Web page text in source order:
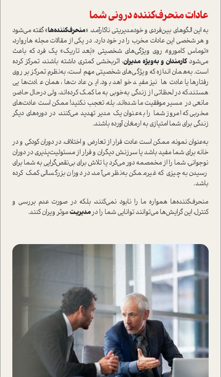
عادات منحرف‌کننده درونی شما
به این الگوهای بین‌فردی و خودمدیریتی ناکارآمد، «منحرف‌کننده‌ها» گفته می‌شود
و هر شخصی این عادات مخرب را در خود دارد. در یکی از مقالات مجله هاروارد،
«توماس کامورو»، روی ویژگی‌های شخصیتی «بُعد تاریک» یک فرد که باعث
می‌شود کارمندان و به‌ویژه مدیران، اثربخشی کمتری داشته باشند، تمرکز کرده
ا‌ست. به‌همان اندازه که ویژگی‌های شخصیتی مهم ا‌ست، به‌نظرم تمرکز بر روی
رفتار‌ها یا عادت‌ها نیز مفید خواهد بود. این عادت‌ها، همان‌ عادت‌هایی
هستند‌.که در لحظاتی از زندگی به‌خوبی به ما کمک کرده‌اند، ولی در‌حال حاضر،
مانعی در مسیر موفقیت ما شده‌اند. بله، تعجب نکنید! ممکن ا‌ست عادت‌های
مخربی که امروز شما را به‌عنوان یک مدیر تهدید می‌کنند، در دوره‌های دیگر
زندگی برای شما امتیازی به ارمغان آورده باشند.
به‌عنوان نمونه، ممکن ا‌ست عادت فرار از تعارض و اختلاف، در دوران کودکی و در
خانه برای شما مفید باشد یا سرزنش دیگران و فرار از مسئولیت‌پذیری در دوران
نوجوانی، شما را از مخمصمه دور می‌کرد یا تلاش برای بی‌نقص‌گرایی به شما برای
رسیدن به چیزی که غیرممکن به‌نظر می‌آمد، در دوران بزرگسالی کمک کرده
باشد.
منحرف‌کننده‌ها همواره ما را نابود نمی‌کنند، بلکه در صورت عدم بررسی و
کنترل، این گرایش‌ها می‌توانند توانایی شما را درمدیریتموثر ویران کنند.